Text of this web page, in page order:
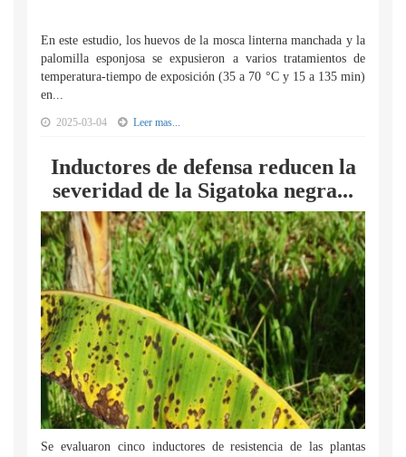
En este estudio, los huevos de la mosca linterna manchada y la
palomilla esponjosa se expusieron a varios tratamientos de
temperatura-tiempo de exposición (35 a 70 °C y 15 a 135 min)
en...
2025-03-04 Leer mas...
Inductores de defensa reducen la
severidad de la Sigatoka negra...
Se evaluaron cinco inductores de resistencia de las plantas